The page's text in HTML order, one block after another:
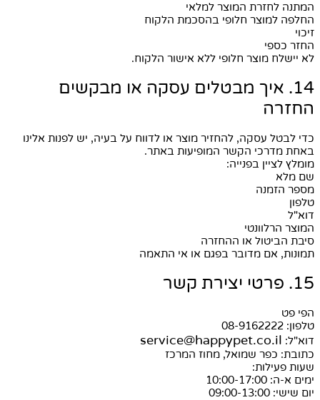
המתנה לחזרת המוצר למלאי
החלפה למוצר חלופי בהסכמת הלקוח
זיכוי
החזר כספי
לא יישלח מוצר חלופי ללא אישור הלקוח.
14. איך מבטלים עסקה או מבקשים
החזרה
כדי לבטל עסקה, להחזיר מוצר או לדווח על בעיה, יש לפנות אלינו
באחת מדרכי הקשר המופיעות באתר.
מומלץ לציין בפנייה:
שם מלא
מספר הזמנה
טלפון
דוא"ל
המוצר הרלוונטי
סיבת הביטול או ההחזרה
תמונות, אם מדובר בפגם או אי התאמה
15. פרטי יצירת קשר
הפי פט
טלפון: 08-9162222
דוא"ל: service@happypet.co.il
כתובת: כפר שמואל, מחוז המרכז
שעות פעילות:
ימים א-ה: 10:00-17:00
יום שישי: 09:00-13:00